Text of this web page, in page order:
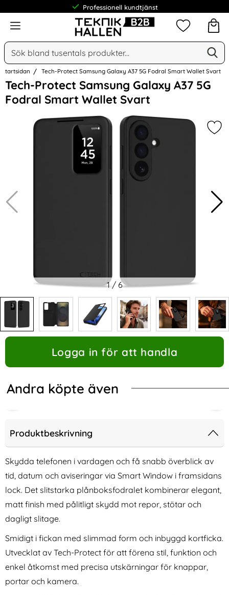
Professionell kundtjänst
Meny
Sök
Sök på Narse Group AB
Mina
Startsidan Tech-Protect Samsung Galaxy A37 5G Fodral Smart Wallet Svart
Tech-Protect Samsung Galaxy A37 5G
Fodral Smart Wallet Svart
Hoppa
över
Bilder
1/ 6
Logga in för att handla
Andra köpte även
I Härdat Glas
Spigen Galaxy S25 Ultra 2-
PACK Skärmskydd GLAS.tR
"Ez Fit" (Privacy)
Art. nr 238242
rea pris
224 krtidigare pris
224 kr
Tillgänglighet:
I lager
S25 Ultra 2-PACK Skärmskydd GLAS.tR "Ez Fit"
Huawei Watch GT 6 46 mm
Armband Rostfritt Stål Grå
Art. nr 243311
rea pris
311 krtidigare pris
311 kr
Produktbeskrivning
Skydda telefonen i vardagen och få snabb överblick av
tid, datum och aviseringar via Smart Window i framsidans
lock. Det slitstarka plånboksfodralet kombinerar elegant,
matt finish med pålitligt skydd mot repor, stötar och
dagligt slitage.
Smidigt i fickan med slimmad form och inbyggd kortficka.
Utvecklat av Tech-Protect för att förena stil, funktion och
enkel åtkomst med precisa utskärningar för knappar,
portar och kamera.